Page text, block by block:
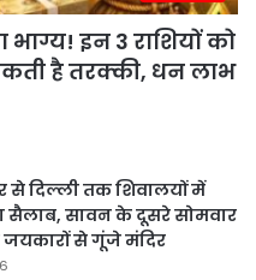
इन 3 राशियों को
है तरक्की, धन लाभ
से दिल्ली तक शिवालयों में
सैलाब, सावन के दूसरे सोमवार
से गूंजे मंदिर